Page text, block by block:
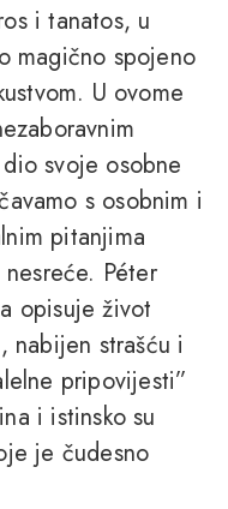
i tanatos, u
magično spojeno
U ovome
svoje osobne
s osobnim i
pitanjima
Péter
opisuje život
nabijen strašću i
pripovijesti”
i istinsko su
je čudesno